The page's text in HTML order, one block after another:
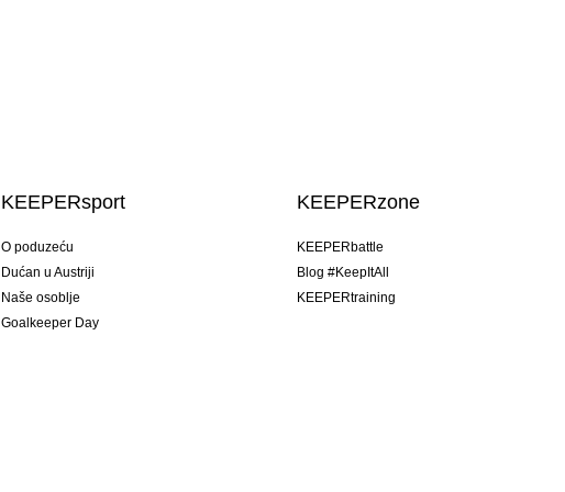
KEEPERsport
O poduzeću
Dućan u Austriji
Naše osoblje
Goalkeeper Day
KEEPERzone
KEEPERbattle
Blog #KeepItAll
KEEPERtraining